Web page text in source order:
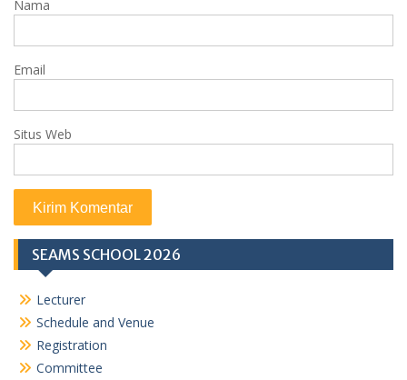
Nama
Email
Situs Web
SEAMS SCHOOL 2026
Lecturer
Schedule and Venue
Registration
Committee